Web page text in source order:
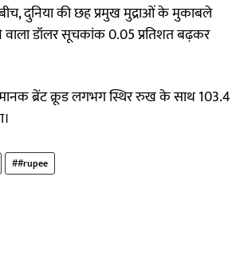
दुनिया की छह प्रमुख मुद्राओं के मुकाबले
वाला डॉलर सूचकांक 0.05 प्रतिशत बढ़कर
ब्रेंट क्रूड लगभग स्थिर रुख के साथ 103.4
##rupee